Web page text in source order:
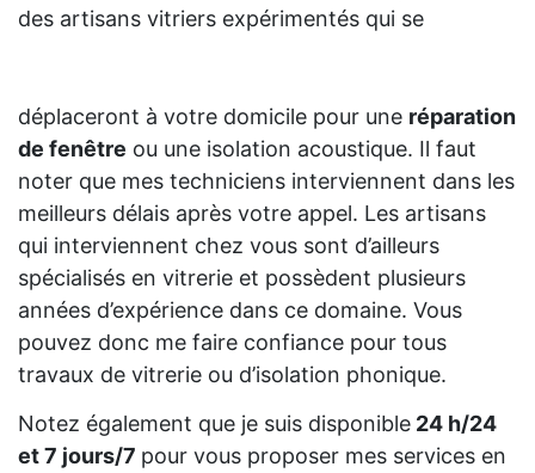
des artisans vitriers expérimentés qui se
déplaceront à votre domicile pour une réparation
de fenêtre ou une isolation acoustique. Il faut
noter que mes techniciens interviennent dans les
meilleurs délais après votre appel. Les artisans
qui interviennent chez vous sont d’ailleurs
spécialisés en vitrerie et possèdent plusieurs
années d’expérience dans ce domaine. Vous
pouvez donc me faire confiance pour tous
travaux de vitrerie ou d’isolation phonique.
Notez également que je suis disponible 24 h/24
et 7 jours/7 pour vous proposer mes services en